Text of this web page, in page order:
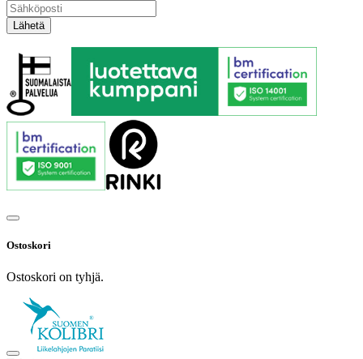
Ostoskori
Ostoskori on tyhjä.